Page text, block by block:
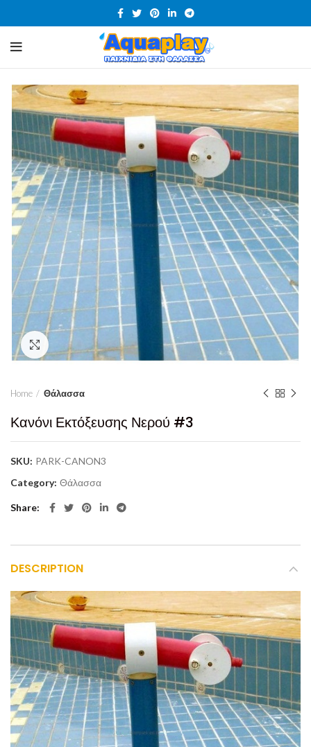
Click to enlarge
Home Θάλασσα
Κανόνι Εκτόξευσης Νερού #3
SKU: PARK-CANON3
Category: Θάλασσα
Share
DESCRIPTION